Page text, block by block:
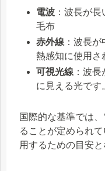
電波 ：波長が
毛布
赤外線 ：波長
熱感知に使用さ
可視光線 ：波
に見える光です
国際的な基準では
ることが定められ
用するための目安と